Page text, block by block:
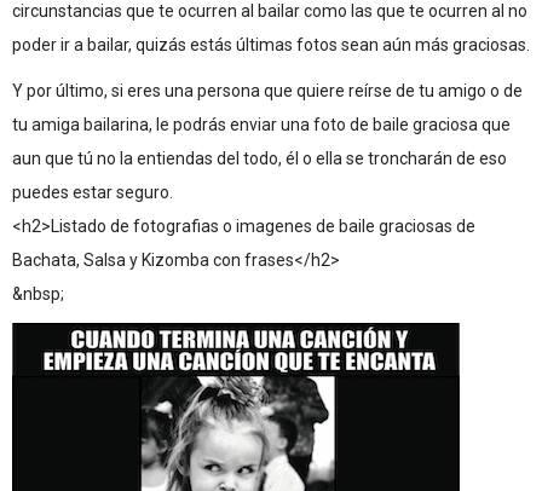
circunstancias que te ocurren al bailar como las que te ocurren al no
poder ir a bailar, quizás estás últimas fotos sean aún más graciosas.
Y por último, si eres una persona que quiere reírse de tu amigo o de
tu amiga bailarina, le podrás enviar una foto de baile graciosa que
aun que tú no la entiendas del todo, él o ella se troncharán de eso
puedes estar seguro.
<h2>Listado de fotografias o imagenes de baile graciosas de
Bachata, Salsa y Kizomba con frases</h2>
&nbsp;